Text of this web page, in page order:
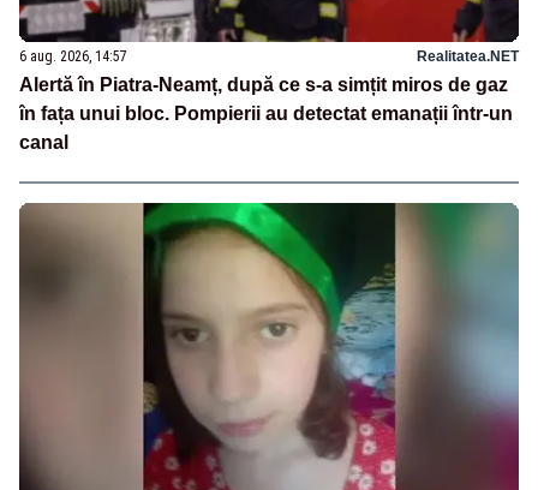
6 aug. 2026, 14:57 Realitatea.NET
Alertă în Piatra-Neamț, după ce s-a simțit miros de gaz
în fața unui bloc. Pompierii au detectat emanații într-un
canal